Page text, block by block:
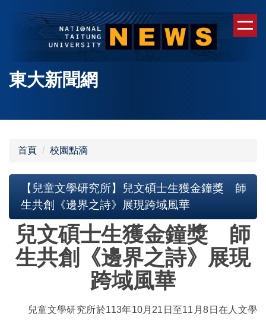
容
東大新聞網
首頁 校園點滴
【兒童文學研究所】兒文碩士生獲金鐘獎 師
生共創《邊界之詩》展現跨域風華
兒文碩士生獲金鐘獎 師
生共創《邊界之詩》展現
跨域風華
兒童文學研究所於113年10月21日至11月8日在人文學